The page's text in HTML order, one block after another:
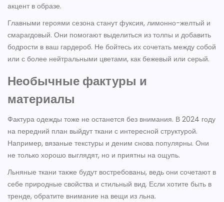
акцент в образе.
Главными героями сезона станут фуксия, лимонно-желтый и
смарагдовый. Они помогают выделиться из толпы и добавить
бодрости в ваш гардероб. Не бойтесь их сочетать между собой
или с более нейтральными цветами, как бежевый или серый.
Необычные фактуры и
материалы
Фактура одежды тоже не останется без внимания. В 2024 году
на передний план выйдут ткани с интересной структурой.
Например, вязаные текстуры и деним снова популярны. Они
не только хорошо выглядят, но и приятны на ощупь.
Льняные ткани также будут востребованы, ведь они сочетают в
себе природные свойства и стильный вид. Если хотите быть в
тренде, обратите внимание на вещи из льна.